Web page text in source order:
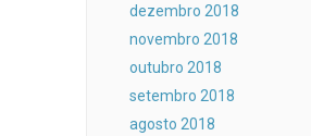
dezembro 2018
novembro 2018
outubro 2018
setembro 2018
agosto 2018